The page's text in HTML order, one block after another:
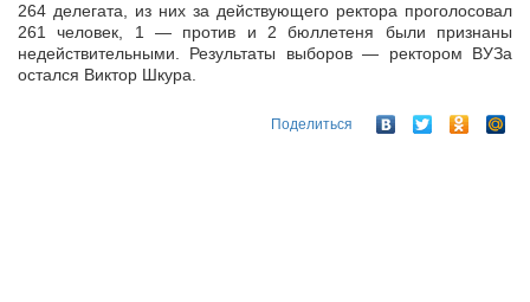
264 делегата, из них за действующего ректора проголосовал
261 человек, 1 — против и 2 бюллетеня были признаны
недействительными. Результаты выборов — ректором ВУЗа
остался Виктор Шкура.
Поделиться